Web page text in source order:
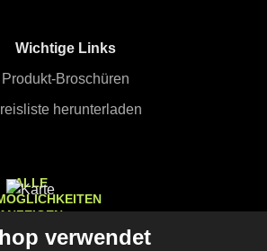
verwendet
Wichtige Links
Produkt-Broschüren
herunterladen
ALLE